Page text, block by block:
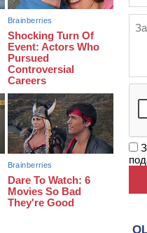
вертольота
захисник зі